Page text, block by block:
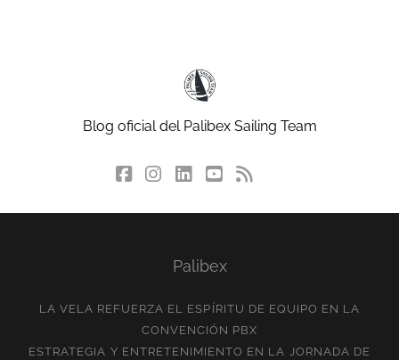
Blog oficial del Palibex Sailing Team
facebook
instagram
linkedin
youtube
rss
Palibex
LA VELA REFUERZA EL ESPÍRITU DE EQUIPO EN LA
CONVENCIÓN PBX
ESTRATEGIA Y ENTRETENIMIENTO EN LA JORNADA DE